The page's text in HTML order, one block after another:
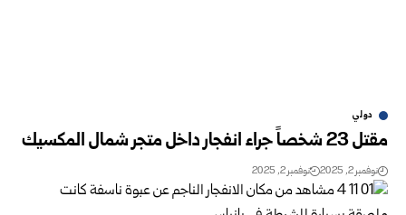
دولي
مقتل 23 شخصاً جراء انفجار داخل متجر شمال المكسيك
نوفمبر 2, 2025 نوفمبر 2, 2025